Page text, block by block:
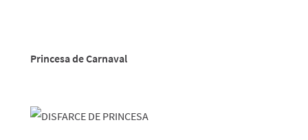
Princesa de Carnaval